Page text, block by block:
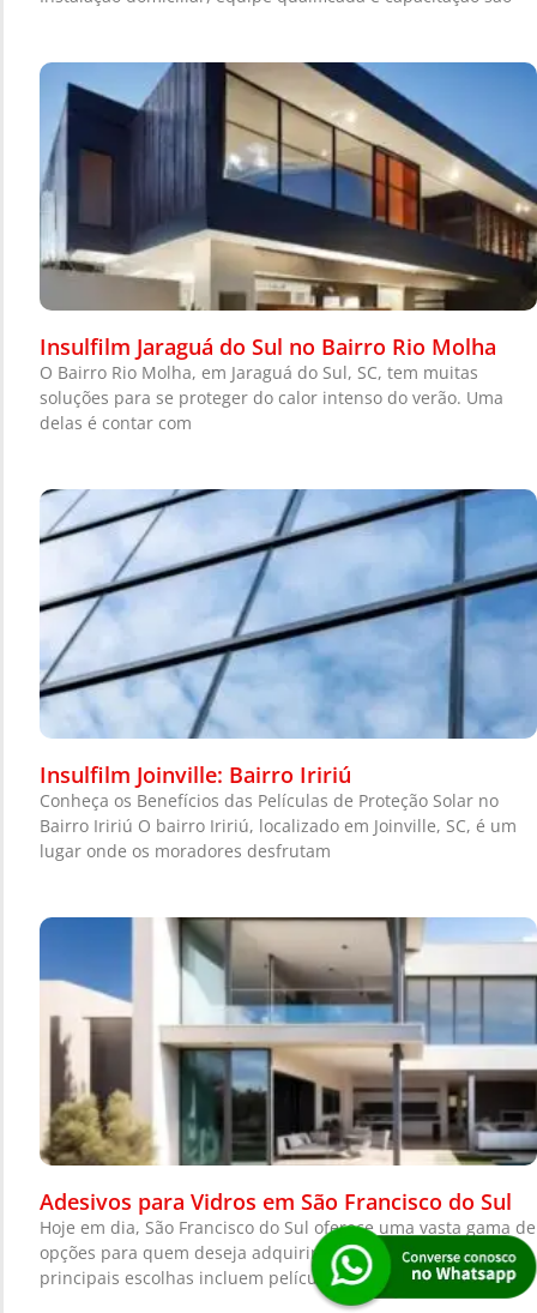
Insulfilm Jaraguá do Sul no Bairro Rio Molha
O Bairro Rio Molha, em Jaraguá do Sul, SC, tem muitas
soluções para se proteger do calor intenso do verão. Uma
delas é contar com
Insulfilm Joinville: Bairro Iririú
Conheça os Benefícios das Películas de Proteção Solar no
Bairro Iririú O bairro Iririú, localizado em Joinville, SC, é um
lugar onde os moradores desfrutam
Adesivos para Vidros em São Francisco do Sul
Hoje em dia, São Francisco do Sul oferece uma vasta gama de
opções para quem deseja adquirir adesivos para vidros. As
principais escolhas incluem películas